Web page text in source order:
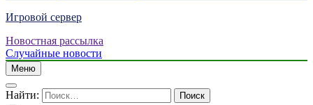
Игровой сервер
Новостная рассылка
Случайные новости
Меню
Найти: